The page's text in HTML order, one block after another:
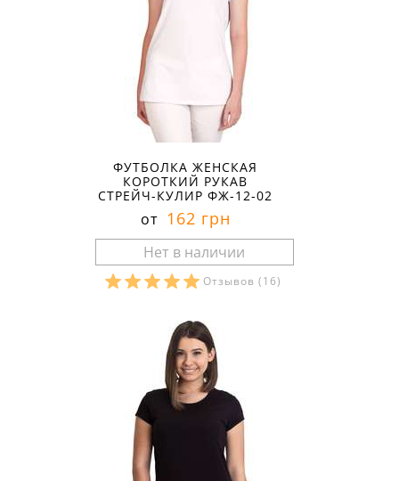
ФУТБОЛКА ЖЕНСКАЯ
КОРОТКИЙ РУКАВ
СТРЕЙЧ-КУЛИР ФЖ-12-02
от 162 грн
Отзывов (16)